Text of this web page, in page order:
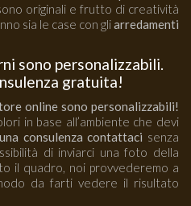
originali e frutto di creatività
sia le case con gliarredamenti
sono personalizzabili.
gratuita!
online sono personalizzabili!
in base all’ambiente che devi
consulenza contattaci senza
di inviarci una foto della
il quadro, noi provvederemo a
da farti vedere il risultato